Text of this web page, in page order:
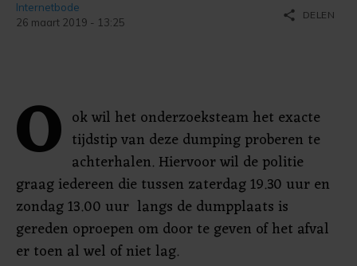
Internetbode
26 maart 2019 - 13:25
share DELEN
O ok wil het onderzoeksteam het exacte
tijdstip van deze dumping proberen te
achterhalen. Hiervoor wil de politie
graag iedereen die tussen zaterdag 19.30 uur en
zondag 13.00 uur langs de dumpplaats is
gereden oproepen om door te geven of het afval
er toen al wel of niet lag.